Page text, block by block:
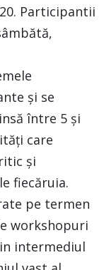
Participantii
și se
între 5 și
care
și
fiecăruia.
pe termen
workshopuri
intermediul